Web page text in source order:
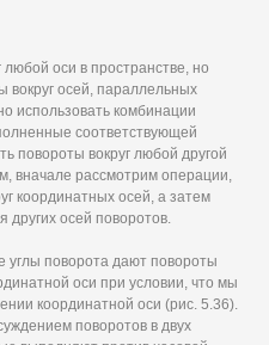
оси в пространстве, но
вокруг осей, параллельных
использовать комбинации
соответствующей
повороты вокруг любой другой
вначале рассмотрим операции,
координатных осей, а затем
осей поворотов.
углы поворота дают повороты
оси при условии, что мы
координатной оси (рис. 5.36).
поворотов в двух